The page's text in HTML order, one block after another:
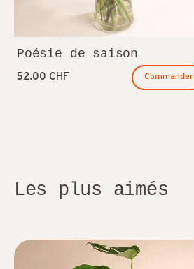
Poésie de saison
52.00 CHF Commander
Les plus aimés